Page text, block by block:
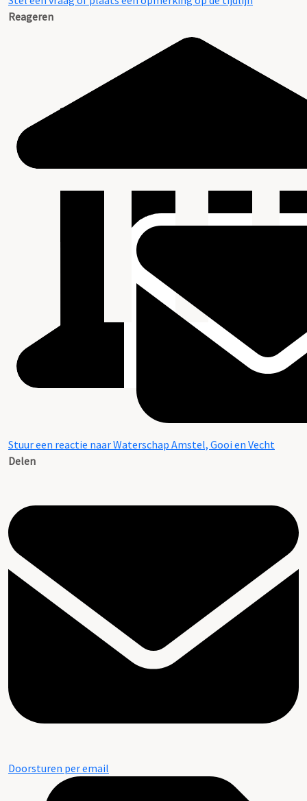
Reageren
Stuur een reactie naar Waterschap Amstel, Gooi en Vecht
Delen
Doorsturen per email